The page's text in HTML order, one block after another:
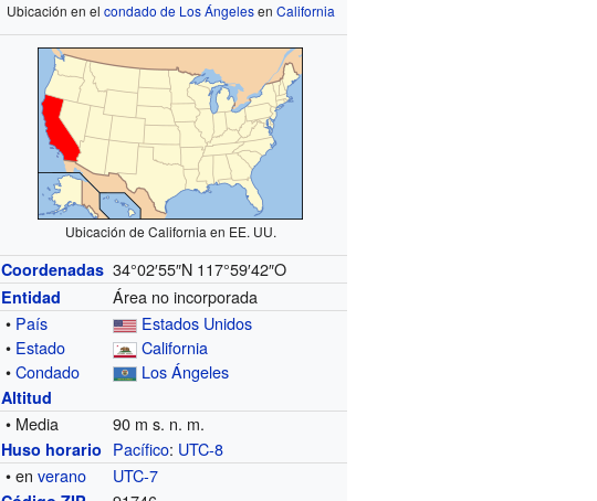
Ubicación en el condado de Los Ángelesen California
Ubicación de California en EE. UU.
Coordenadas 34°02′55″N 117°59′42″O
Entidad
Área no incorporada
• País
Estados Unidos
• Estado
California
•Condado Los Ángeles
Altitud
• Media 90 m s. n. m.
Huso horario Pacífico: UTC-8
• enverano UTC-7